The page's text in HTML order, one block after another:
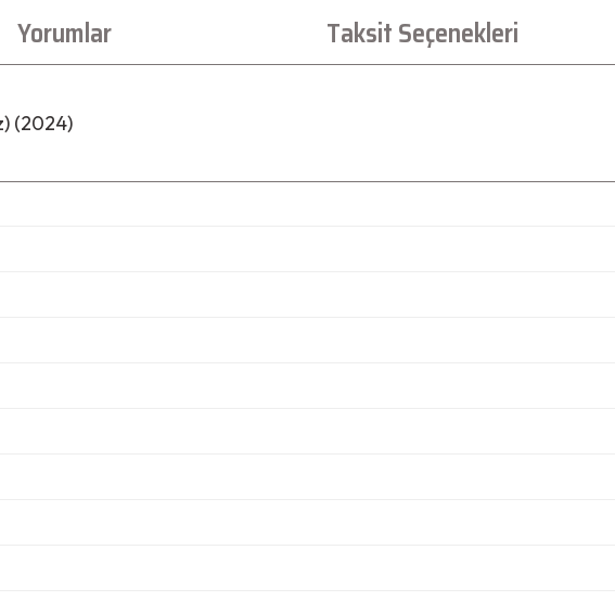
Yorumlar Taksit Seçenekleri
(2024)